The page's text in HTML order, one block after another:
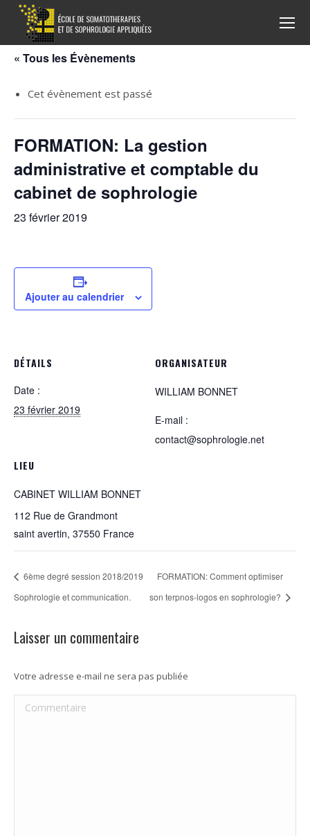
Recherche
:
« Tous les Évènements
Cet évènement est passé
FORMATION: La gestion
administrative et comptable du
cabinet de sophrologie
23 février 2019
Ajouter au calendrier
DÉTAILS
Date :
23 février 2019
LIEU
CABINET WILLIAM BONNET
112 Rue de Grandmont
saint avertin, 37550 France
ORGANISATEUR
WILLIAM BONNET
E-mail :
contact@sophrologie.net
6ème degré session 2018/2019
Sophrologie et communication.
FORMATION: Comment optimiser
son terpnos-logos en sophrologie?
Laisser un commentaire
Votre adresse e-mail ne sera pas publiée
Commentaire